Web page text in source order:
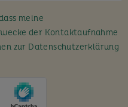
meine
der Kontaktaufnahme
zur Datenschutzerklärung